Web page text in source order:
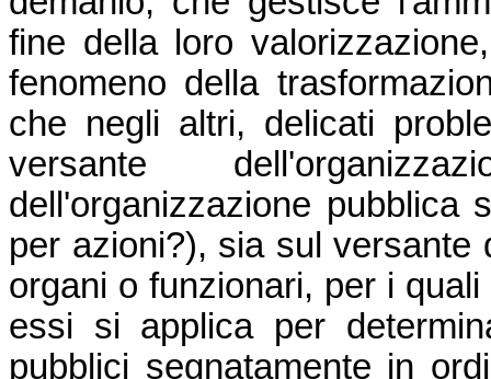
fine della loro
fenomeno della
che negli altri, delicati
versante
dell'organizzazione pubblica
per azioni?), sia sul versante
organi o funzionari, per i
essi si applica per
pubblici segnatamente in